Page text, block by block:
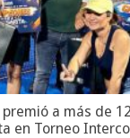
a más de
en Torneo